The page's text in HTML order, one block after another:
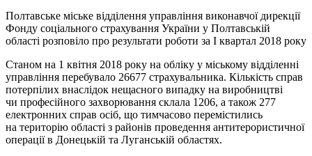
Полтавське міське відділення управління виконавчої дирекції
Фонду соціального страхування України у Полтавській
області розповіло про результати роботи за І квартал 2018 року
Станом на 1 квітня 2018 року на обліку у міському відділенні
управління перебувало 26677 страхувальника. Кількість справ
потерпілих внаслідок нещасного випадку на виробництві
чи професійного захворювання склала 1206, а також 277
електронних справ осіб, що тимчасово перемістились
на територію області з районів проведення антитерористичної
операції в Донецькій та Луганській областях.